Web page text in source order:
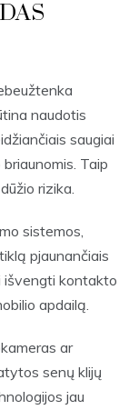
naudotis
saugiai
Taip
rizika.
sistemos,
pjaunančiais
išvengti kontakto
apdailą.
ar
senų klijų
jau